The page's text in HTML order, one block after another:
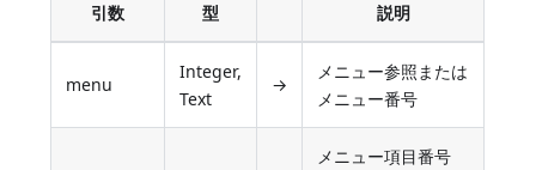
引数 型 説明
menu
Integer,
Text
→
メニュー参照または
メニュー番号
メニュー項目番号